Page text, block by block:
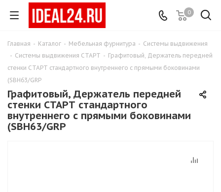
0
Главная - Каталог - Мебельная фурнитура - Системы выдвижения
- Системы выдвижения СТАРТ - Графитовый, Держатель передней
стенки СТАРТ стандартного внутреннего с прямыми боковинами
(SBH63/GRP
Графитовый, Держатель передней
стенки СТАРТ стандартного
внутреннего с прямыми боковинами
(SBH63/GRP